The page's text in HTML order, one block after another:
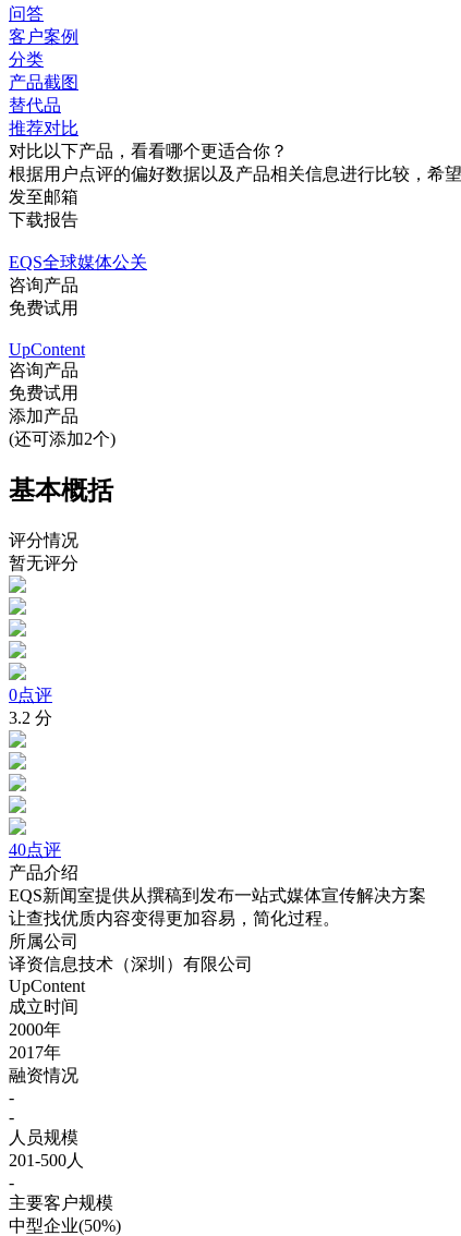
问答
客户案例
分类
产品截图
替代品
推荐对比
对比以下产品，看看哪个更适合你？
根据用户点评的偏好数据以及产品相关信息进行比较，希
发至邮箱
下载报告
EQS全球媒体公关
咨询产品
免费试用
UpContent
咨询产品
免费试用
添加产品
(还可添加2个)
基本概括
评分情况
暂无评分
0点评
3.2 分
40点评
产品介绍
EQS新闻室提供从撰稿到发布一站式媒体宣传解决方案
让查找优质内容变得更加容易，简化过程。
所属公司
译资信息技术（深圳）有限公司
UpContent
成立时间
2000年
2017年
融资情况
-
-
人员规模
201-500人
-
主要客户规模
中型企业(50%)